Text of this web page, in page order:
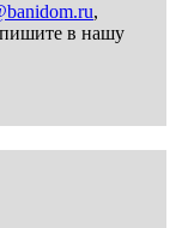
,
в нашу